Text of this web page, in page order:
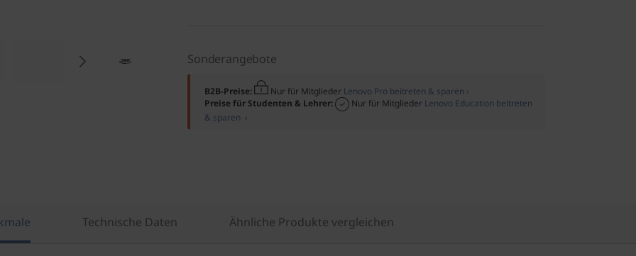
Sonderangebote
B2B-Preise: Nur für Mitglieder Lenovo Pro beitreten & sparen ›
Preise für Studenten & Lehrer:
Nur für Mitglieder Lenovo Education beitreten
& sparen ›
Technische Daten Ähnliche Produkte vergleichen